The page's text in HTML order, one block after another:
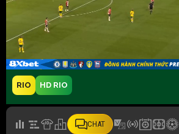
RIO HD RIO
CHAT